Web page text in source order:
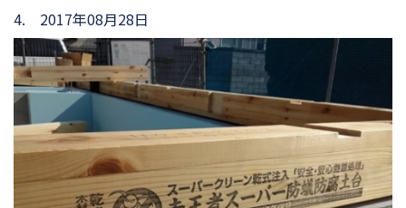
4. 2017年08月28日